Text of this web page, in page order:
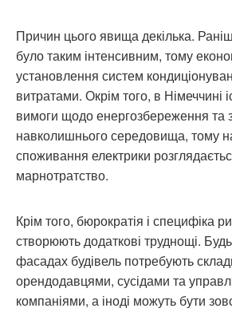
Причин цього явища декілька.
було таким інтенсивним, тому
установлення систем
витратами. Окрім того, в Німеччині
вимоги щодо енергозбереження та
навколишнього середовища, тому
споживання електрики
марнотратство.
Крім того, бюрократія і специфіка
створюють додаткові труднощі.
фасадах будівель потребують
орендодавцями, сусідами та
компаніями, а іноді можуть бути